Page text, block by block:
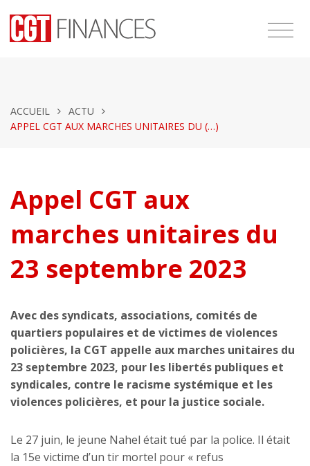
ACCUEIL
ACTU
APPEL CGT AUX MARCHES UNITAIRES DU (…)
Appel CGT aux
marches unitaires du
23 septembre 2023
Avec des syndicats, associations, comités de
quartiers populaires et de victimes de violences
policières, la CGT appelle aux marches unitaires du
23 septembre 2023, pour les libertés publiques et
syndicales, contre le racisme systémique et les
violences policières, et pour la justice sociale.
Le 27 juin, le jeune Nahel était tué par la police. Il était
la 15e victime d’un tir mortel pour « refus